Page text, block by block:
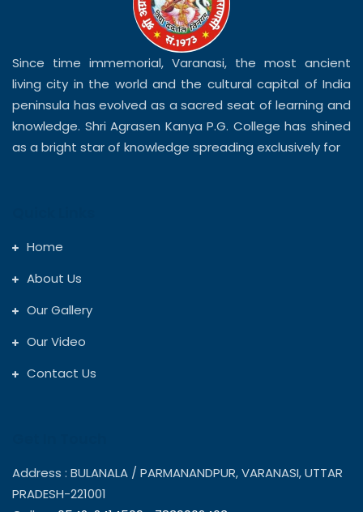
Since time immemorial, Varanasi, the most ancient
living city in the world and the cultural capital of India
peninsula has evolved as a sacred seat of learning and
knowledge. Shri Agrasen Kanya P.G. College has shined
as a bright star of knowledge spreading exclusively for
Home
About Us
Our Gallery
Our Video
Contact Us
Address : BULANALA / PARMANANDPUR, VARANASI, UTTAR
PRADESH-221001